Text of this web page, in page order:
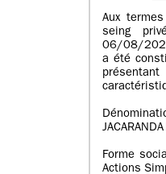
Aux
seing
06/08/
a été
JACARANDA
Forme
Actions